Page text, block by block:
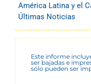
América Latina y el
Últimas Noticias
Este informe
ser bajadas e
sólo pueden ser